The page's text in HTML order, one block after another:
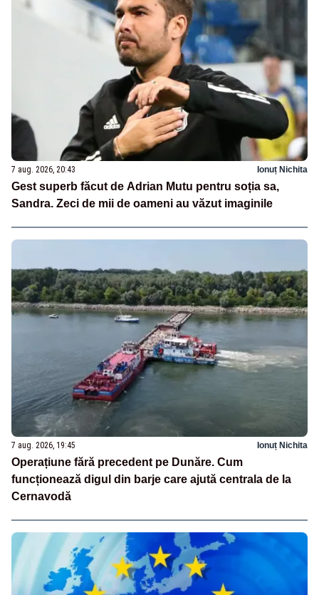
7 aug. 2026, 20:43 Ionuț Nichita
Gest superb făcut de Adrian Mutu pentru soția sa,
Sandra. Zeci de mii de oameni au văzut imaginile
7 aug. 2026, 19:45 Ionuț Nichita
Operațiune fără precedent pe Dunăre. Cum
funcționează digul din barje care ajută centrala de la
Cernavodă